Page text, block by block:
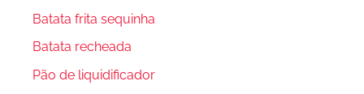
Batata frita sequinha
Batata recheada
Pão de liquidificador